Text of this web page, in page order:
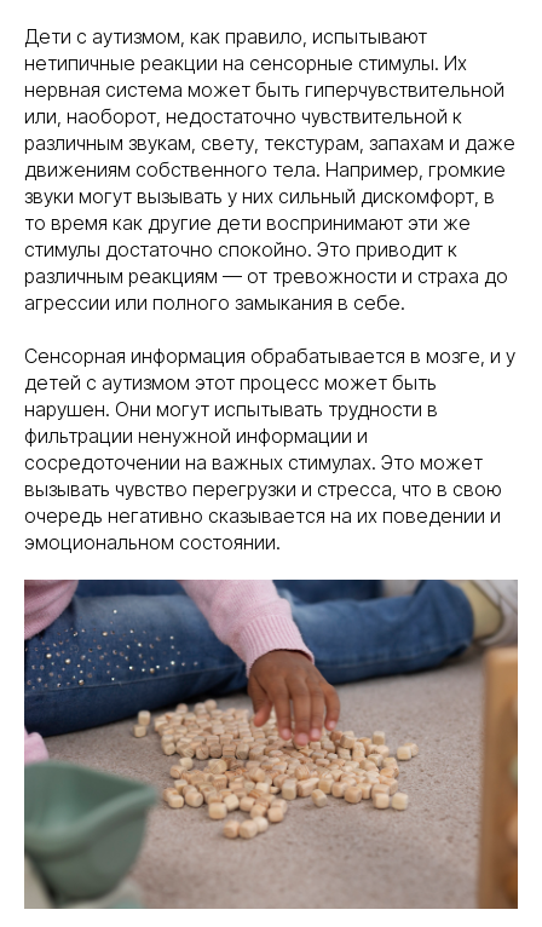
Дети с аутизмом, как правило, испытывают
нетипичные реакции на сенсорные стимулы. Их
нервная система может быть гиперчувствительной
или, наоборот, недостаточно чувствительной к
различным звукам, свету, текстурам, запахам и даже
движениям собственного тела. Например, громкие
звуки могут вызывать у них сильный дискомфорт, в
то время как другие дети воспринимают эти же
стимулы достаточно спокойно. Это приводит к
различным реакциям — от тревожности и страха до
агрессии или полного замыкания в себе.
Сенсорная информация обрабатывается в мозге, и у
детей с аутизмом этот процесс может быть
нарушен. Они могут испытывать трудности в
фильтрации ненужной информации и
сосредоточении на важных стимулах. Это может
вызывать чувство перегрузки и стресса, что в свою
очередь негативно сказывается на их поведении и
эмоциональном состоянии.